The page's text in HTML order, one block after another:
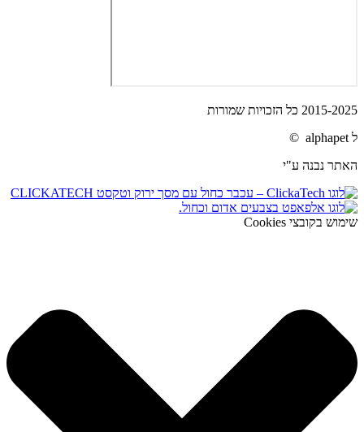
2015-2025 כל הזכויות שמורות
ל alphapet ©
האתר נבנה ע"י
שימוש בקובצי Cookies